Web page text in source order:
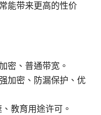
能带来更高的性价
密、普通带宽。
加密、防漏保护、优
教育用途许可。